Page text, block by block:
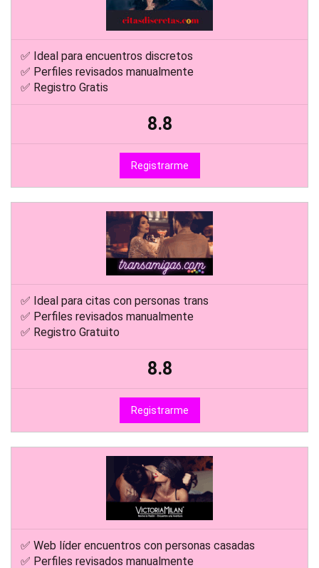
✅ Ideal para encuentros discretos
✅ Perfiles revisados manualmente
✅ Registro Gratis
8.8
Registrarme
✅ Ideal para citas con personas trans
✅ Perfiles revisados manualmente
✅ Registro Gratuito
8.8
Registrarme
✅ Web líder encuentros con personas casadas
✅ Perfiles revisados manualmente